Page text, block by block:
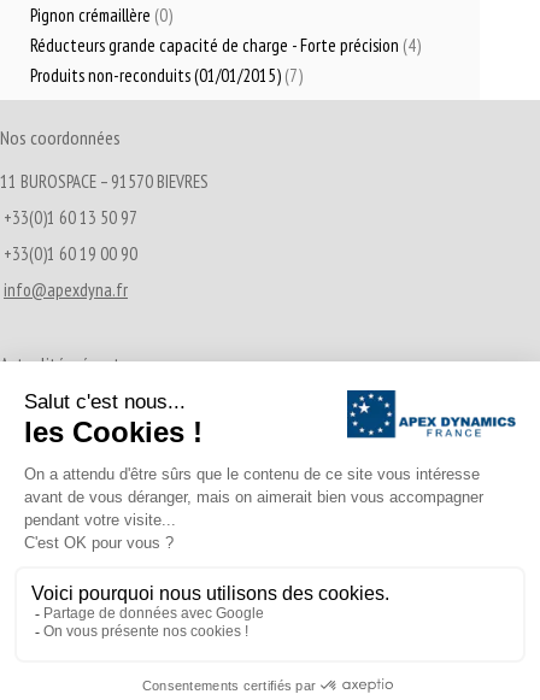
Pignon crémaillère (0)
Réducteurs grande capacité de charge - Forte précision (4)
Produits non-reconduits (01/01/2015) (7)
Nos coordonnées
11 BUROSPACE – 91570 BIEVRES
+33(0)1 60 13 50 97
+33(0)1 60 19 00 90
info@apexdyna.fr
Actualités récentes
Transmissions Pignon-Crémaillère
21/12/2016
A propos d’Apex Dynamics France
02/04/2015
© APEX DYNAMICS 2026 - Tous droits réservés
Footer Menu